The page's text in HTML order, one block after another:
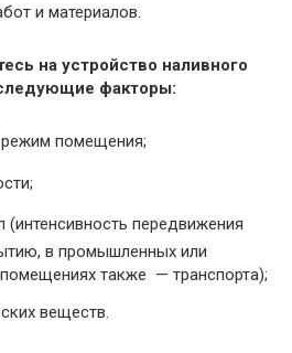
и материалов.
на устройство наливного
факторы:
режим помещения;
(интенсивность передвижения
в промышленных или
также — транспорта);
веществ.